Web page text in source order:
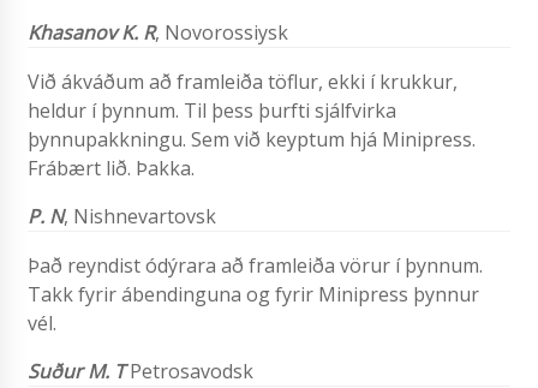
Khasanov K. R, Novorossiysk
Við ákváðum að framleiða töflur, ekki í krukkur,
heldur í þynnum. Til þess þurfti sjálfvirka
þynnupakkningu. Sem við keyptum hjá Minipress.
Frábært lið. Þakka.
P. N, Nishnevartovsk
Það reyndist ódýrara að framleiða vörur í þynnum.
Takk fyrir ábendinguna og fyrir Minipress þynnur
vél.
Suður M. TPetrosavodsk